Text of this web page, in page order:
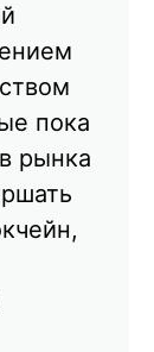
пока
рынка